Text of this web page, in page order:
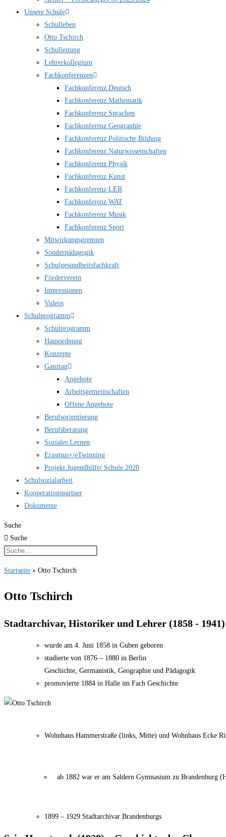
Unsere Schule
Schulleben
Otto Tschirch
Schulleitung
Lehrerkollegium
Fachkonferenzen
Fachkonferenz Deutsch
Fachkonferenz Mathematik
Fachkonferenz Sprachen
Fachkonferenz Geographie
Fachkonferenz Politische Bildung
Fachkonferenz Naturwissenschaften
Fachkonferenz Physik
Fachkonferenz Kunst
Fachkonferenz LER
Fachkonferenz WAT
Fachkonferenz Musik
Fachkonferenz Sport
Mitwirkungsgremien
Sonderpädagogik
Schulgesundheitsfachkraft
Förderverein
Impressionen
Videos
Schulprogramm
Schulprogramm
Hausordnung
Konzepte
Ganztag
Angebote
Arbeitsgemeinschaften
Offene Angebote
Berufsorientierung
Berufsberatung
Soziales Lernen
Erasmus+/eTwinning
Projekt Jugendhilfe/ Schule 2020
Schulsozialarbeit
Kooperationspartner
Dokumente
Suche
Suche
Startseite » Otto Tschirch
Otto Tschirch
Stadtarchivar, Historiker und Lehrer (1858 - 1941)
wurde am 4. Juni 1858 in Guben geboren
studierte von 1876 – 1880 in Berlin
Geschichte, Germanistik, Geographie und Pädagogik
promovierte 1884 in Halle im Fach Geschichte
Wohnhaus Hammerstraße (links, Mitte) und Wohnhaus Ecke
ab 1882 war er am Saldern Gymnasium zu Brandenburg
1899 – 1929 Stadtarchivar Brandenburgs